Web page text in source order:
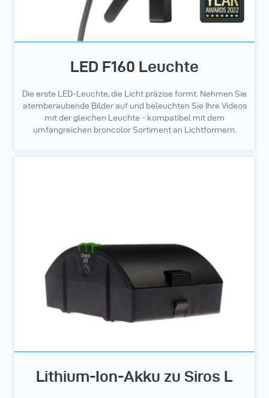
LED F160 Leuchte
Die erste LED-Leuchte, die Licht präzise formt. Nehmen Sie
atemberaubende Bilder auf und beleuchten Sie Ihre Videos
mit der gleichen Leuchte - kompatibel mit dem
umfangreichen broncolor Sortiment an Lichtformern.
Lithium-Ion-Akku zu Siros L